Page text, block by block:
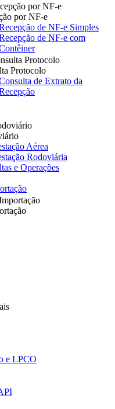
por NF-e
por NF-e
de NF-e Simples
de NF-e com
Protocolo
Protocolo
de Extrato da
Aérea
Rodoviária
e Operações
e LPCO